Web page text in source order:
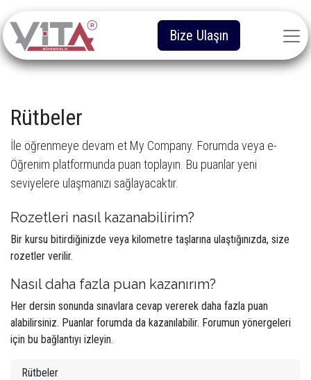
Bize Ulaşın
Rütbeler
İle öğrenmeye devam et My Company. Forumda veya e-
Öğrenim platformunda puan toplayın. Bu puanlar yeni
seviyelere ulaşmanızı sağlayacaktır.
Rozetleri nasıl kazanabilirim?
Bir kursu bitirdiğinizde veya kilometre taşlarına ulaştığınızda, size
rozetler verilir.
Nasıl daha fazla puan kazanırım?
Her dersin sonunda sınavlara cevap vererek daha fazla puan
alabilirsiniz. Puanlar forumda da kazanılabilir. Forumun yönergeleri
için bu bağlantıyı izleyin.
Rütbeler